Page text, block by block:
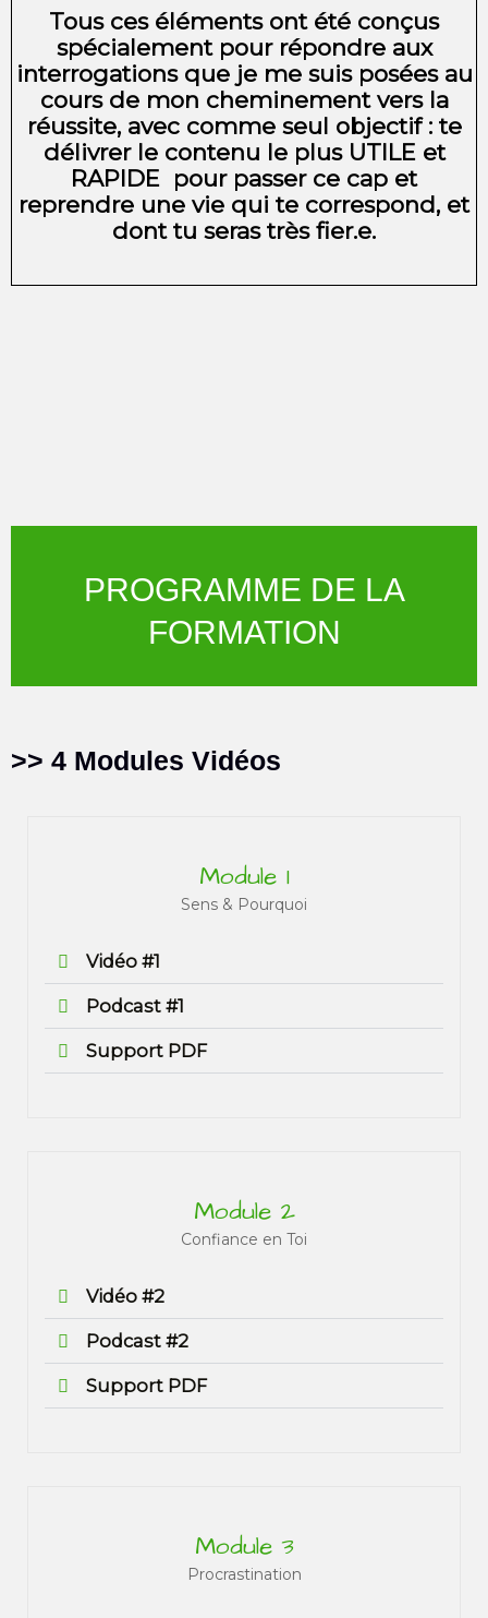
Tous ces éléments ont été conçus
spécialement pour répondre aux
interrogations que je me suis posées au
cours de mon cheminement vers la
réussite, avec comme seul objectif : te
délivrer le contenu le plus UTILE et
RAPIDE pour passer ce cap et
reprendre une vie qui te correspond, et
dont tu seras très fier.e.
PROGRAMME DE LA
FORMATION
>> 4 Modules Vidéos
Module 1
Sens & Pourquoi
Vidéo #1
Podcast #1
Support PDF
Module 2
Confiance en Toi
Vidéo #2
Podcast #2
Support PDF
Module 3
Procrastination